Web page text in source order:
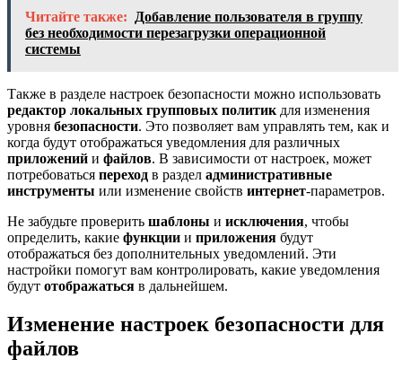
Читайте также:
Добавление пользователя в группу
без необходимости перезагрузки операционной
системы
Также в разделе настроек безопасности можно использовать
редактор локальных групповых политик для изменения
уровня безопасности. Это позволяет вам управлять тем, как и
когда будут отображаться уведомления для различных
приложений и файлов. В зависимости от настроек, может
потребоваться переход в раздел административные
инструменты или изменение свойств интернет-параметров.
Не забудьте проверить шаблоны и исключения, чтобы
определить, какие функции и приложения будут
отображаться без дополнительных уведомлений. Эти
настройки помогут вам контролировать, какие уведомления
будут отображаться в дальнейшем.
Изменение настроек безопасности для
файлов